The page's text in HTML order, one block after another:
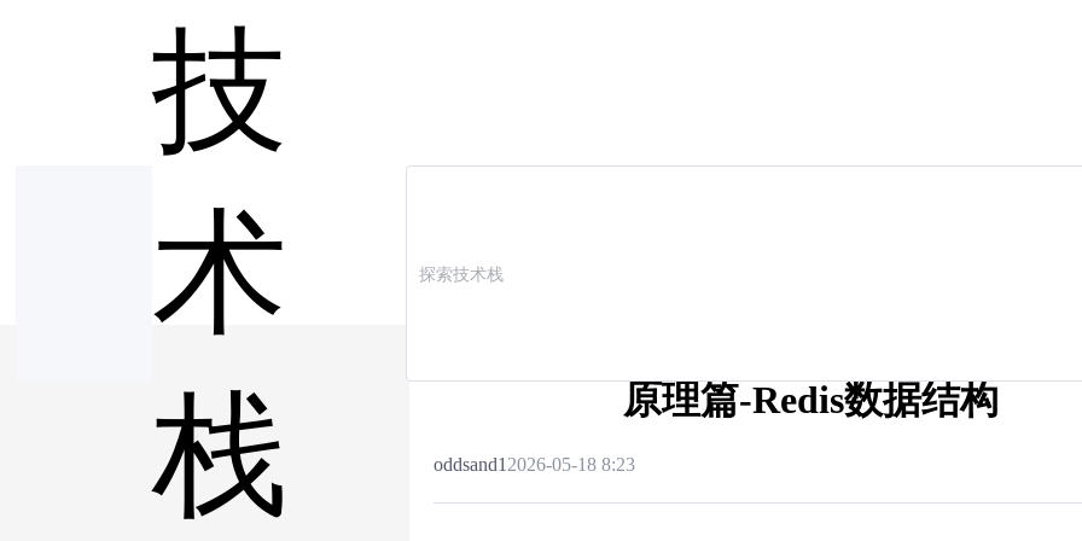
技
术
栈
原理篇-Redis数据结构
oddsand1 2026-05-18 8:23